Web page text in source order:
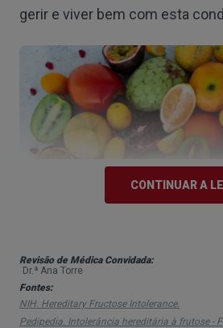
gerir e viver bem com esta
O que é a intolerância à
digerir ou metabolizar
um tipo de açúcar naturalmente
fruta, vegetais, mel e também
CONTINUAR A
Revisão de Médica Convidada:
Dr.ª Ana Torre
Fontes:
NIH. Hereditary Fructose Intolerance.
Pedipedia. Intolerância hereditária à frutose -